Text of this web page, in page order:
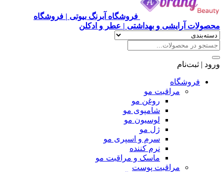
فروشگاه آبرنگ بیوتی | فروشگاه
محصولات آرایشی و بهداشتی | عطر و ادکلن
ورود | ثبت‌نام
فروشگاه
مراقبت مو
روغن مو
شامپوی مو
لوسیون مو
ژل مو
سرم و اسپری مو
نرم کننده
ماسک و مراقبت مو
مراقبت پوست